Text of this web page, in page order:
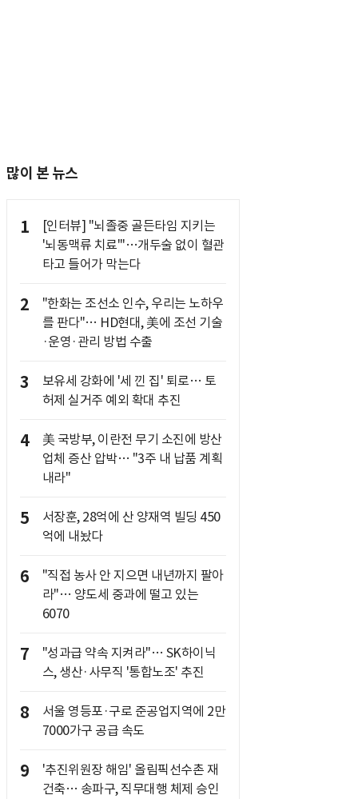
많이 본 뉴스
1
[인터뷰] "뇌졸중 골든타임 지키는
'뇌동맥류 치료'"…개두술 없이 혈관
타고 들어가 막는다
2
"한화는 조선소 인수, 우리는 노하우
를 판다"… HD현대, 美에 조선 기술
·운영·관리 방법 수출
3
보유세 강화에 '세 낀 집' 퇴로… 토
허제 실거주 예외 확대 추진
4
美 국방부, 이란전 무기 소진에 방산
업체 증산 압박… "3주 내 납품 계획
내라"
5
서장훈, 28억에 산 양재역 빌딩 450
억에 내놨다
6
"직접 농사 안 지으면 내년까지 팔아
라"… 양도세 중과에 떨고 있는
6070
7
"성과급 약속 지켜라"… SK하이닉
스, 생산·사무직 '통합노조' 추진
8
서울 영등포·구로 준공업지역에 2만
7000가구 공급 속도
9
'추진위원장 해임' 올림픽선수촌 재
건축… 송파구, 직무대행 체제 승인